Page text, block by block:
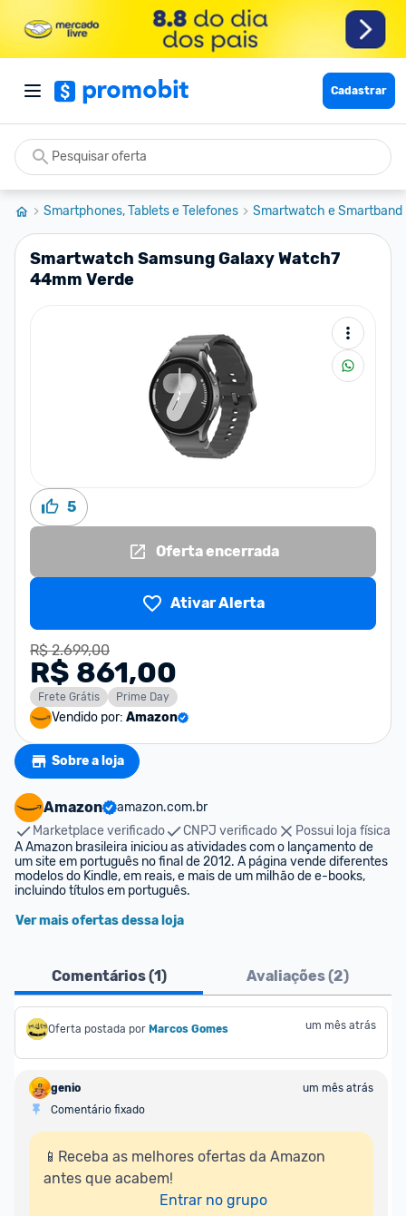
Cadastrar
Smartphones, Tablets e Telefones Smartwatch e Smartband
Smartwatch Samsung Galaxy Watch7
44mm Verde
5
Oferta encerrada
Ativar Alerta
R$ 2.699,00
R$ 861,00
Frete Grátis Prime Day
Vendido por: Amazon
Sobre a loja
Amazon
amazon.com.br
Marketplace verificado
CNPJ verificado
Possui loja física
A Amazon brasileira iniciou as atividades com o lançamento de
um site em português no final de 2012. A página vende diferentes
modelos do Kindle, em reais, e mais de um milhão de e-books,
incluindo títulos em português.
Ver mais ofertas dessa loja
Comentários (1) Avaliações (2)
Oferta postada por Marcos Gomes um mês atrás
genio
um mês atrás
Comentário fixado
📱Receba as melhores ofertas da Amazon
antes que acabem!
Entrar no grupo